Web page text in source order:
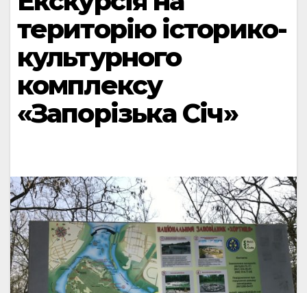
територію історико-
культурного
комплексу
«Запорізька Січ»